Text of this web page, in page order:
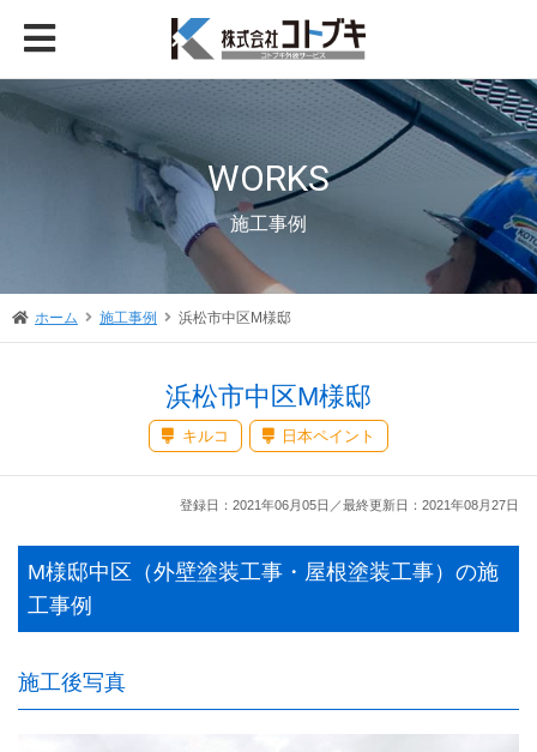
WORKS
施工事例
ホーム 施工事例 浜松市中区M様邸
浜松市中区M様邸
キルコ 日本ペイント
登録日：2021年06月05日／最終更新日：2021年08月27日
M様邸中区（外壁塗装工事・屋根塗装工事）の施
工事例
施工後写真